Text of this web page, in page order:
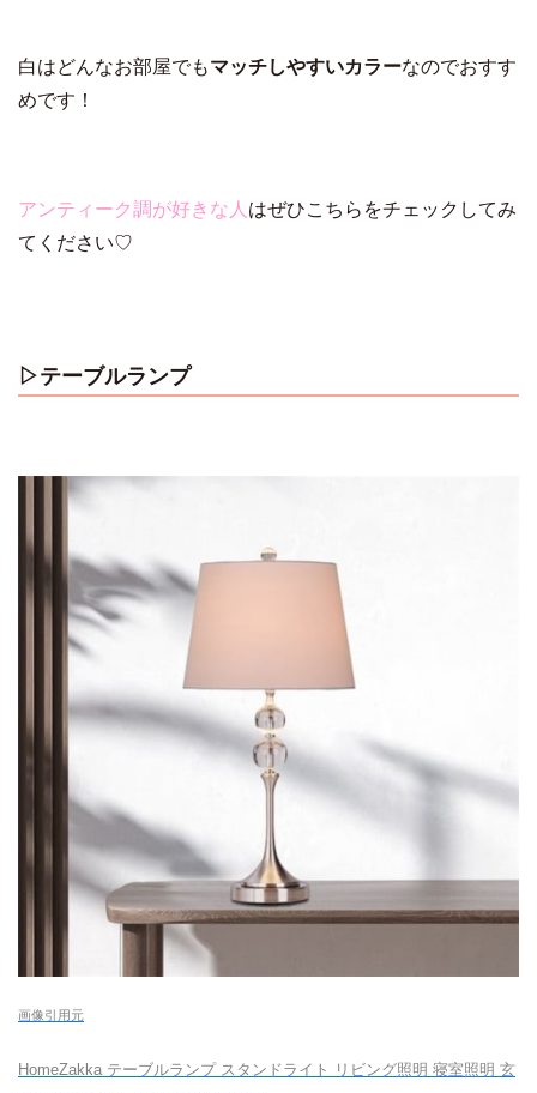
白はどんなお部屋でもマッチしやすいカラーなのでおすす
めです！
アンティーク調が好きな人 はぜひこちらをチェックしてみ
てください♡
▷テーブルランプ
画像引用元
HomeZakka テーブルランプ スタンドライト リビング照明 寝室照明 玄